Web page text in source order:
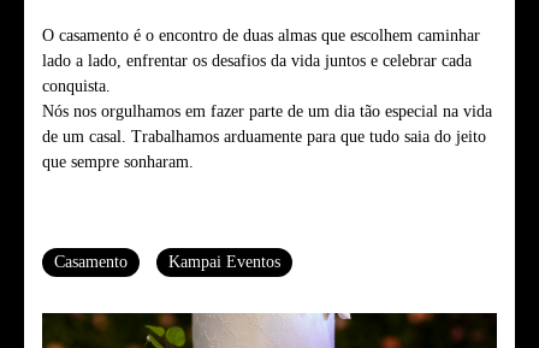
O casamento é o encontro de duas almas que escolhem caminhar
lado a lado, enfrentar os desafios da vida juntos e celebrar cada
conquista.
Nós nos orgulhamos em fazer parte de um dia tão especial na vida
de um casal. Trabalhamos arduamente para que tudo saia do jeito
que sempre sonharam.
Casamento Kampai Eventos